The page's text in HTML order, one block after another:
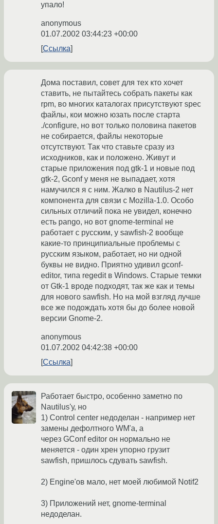
упало!
anonymous
01.07.2002 03:44:23 +00:00
Ссылка
Дома поставил, совет для тех кто хочет
ставить, не пытайтесь собрать пакеты как
rpm, во многих каталогах присутствуют spec
файлы, кои можно юзать после старта
./configure, но вот только половина пакетов
не собирается, файлы некоторые
отсутствуют. Так что ставьте сразу из
исходников, как и положено. Живут и
старые приложения под gtk-1 и новые под
gtk-2, Gconf у меня не выпадает, хотя
намучился я с ним. Жалко в Nautilus-2 нет
компонента для связи с Mozilla-1.0. Особо
сильных отличий пока не увидел, конечно
есть pango, но вот gnome-terminal не
работает с русским, у sawfish-2 вообще
какие-то принципиальные проблемы с
русским языком, работает, но ни одной
буквы не видно. Приятно удивил gconf-
editor, типа regedit в Windows. Старые темки
от Gtk-1 вроде подходят, так же как и темы
для нового sawfish. Но на мой взгляд лучше
все же подождать хотя бы до более новой
версии Gnome-2.
anonymous
01.07.2002 04:42:38 +00:00
Ссылка
Работает быстро, особенно заметно по
Nautilus'у, но
1) Control center недоделан - например нет
замены дефолтного WM'а, а
через GConf editor он нормально не
меняется - один хрен упорно грузит
sawfish, пришлось сдувать sawfish.
2) Engine'ов мало, нет моей любимой Notif2
3) Приложений нет, gnome-terminal
недоделан.